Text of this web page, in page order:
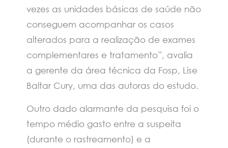
vezes as unidades básicas de saúde não
conseguem acompanhar os casos
alterados para a realização de exames
complementares e tratamento”, avalia
a gerente da área técnica da Fosp, Lise
Baltar Cury, uma das autoras do estudo.
Outro dado alarmante da pesquisa foi o
tempo médio gasto entre a suspeita
(durante o rastreamento) e a